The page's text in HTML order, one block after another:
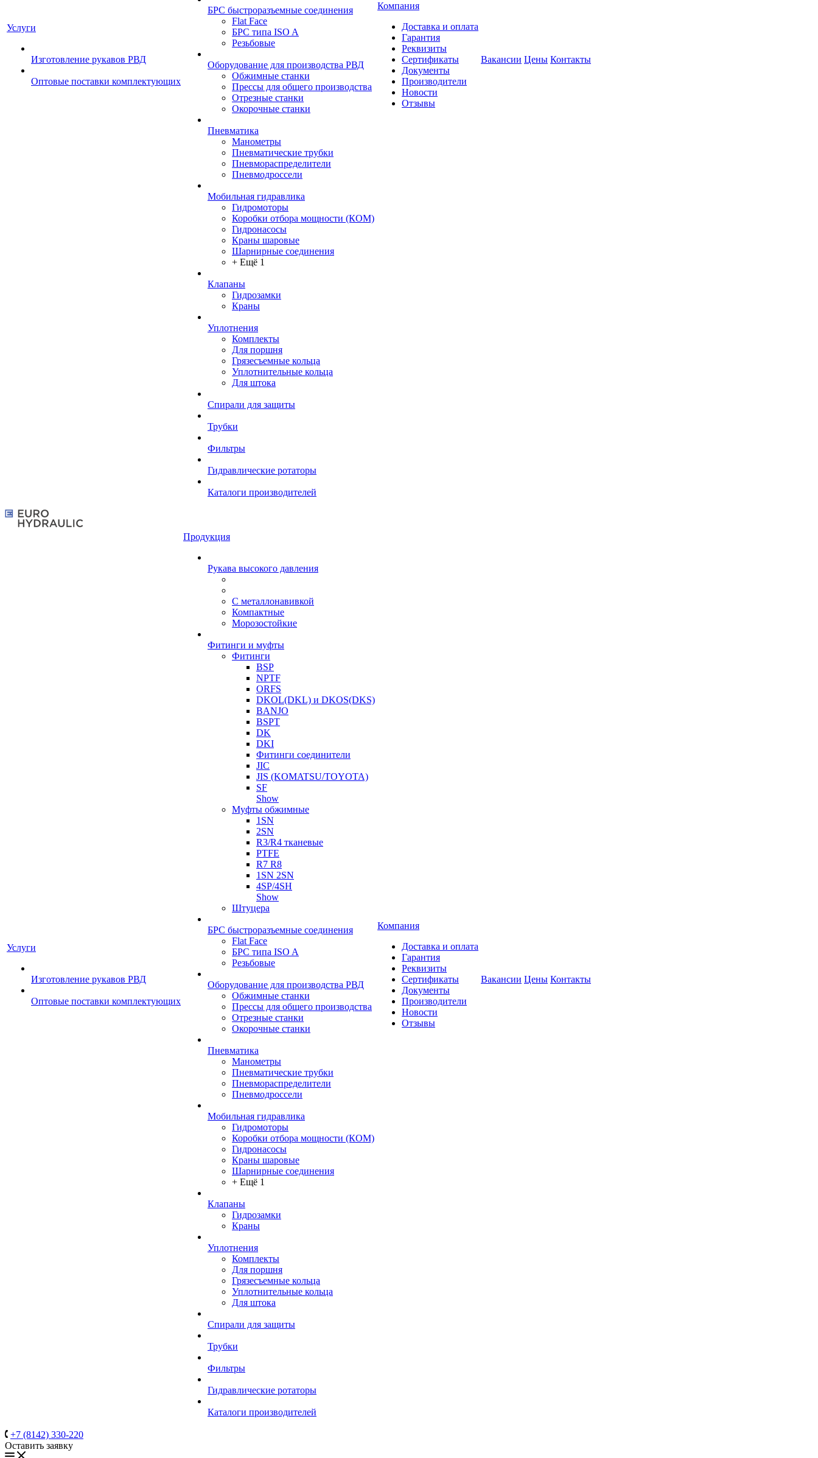
Услуги
Изготовление рукавов РВД
Оптовые поставки комплектующих
БРС быстроразъемные соединения
Flat Face
БРС типа ISO A
Резьбовые
Оборудование для производства РВД
Обжимные станки
Прессы для общего производства
Отрезные станки
Окорочные станки
Пневматика
Манометры
Пневматические трубки
Пневмораспределители
Пневмодроссели
Мобильная гидравлика
Гидромоторы
Коробки отбора мощности (КОМ)
Гидронасосы
Краны шаровые
Шарнирные соединения
+ Ещё 1
Клапаны
Гидрозамки
Краны
Уплотнения
Комплекты
Для поршня
Грязесъемные кольца
Уплотнительные кольца
Для штока
Спирали для защиты
Трубки
Фильтры
Гидравлические ротаторы
Каталоги производителей
Компания
Доставка и оплата
Гарантия
Реквизиты
Сертификаты
Документы
Производители
Новости
Отзывы
Вакансии Цены Контакты
Услуги
Изготовление рукавов РВД
Оптовые поставки комплектующих
Продукция
Рукава высокого давления
С металлонавивкой
Компактные
Морозостойкие
Фитинги и муфты
Фитинги
BSP
NPTF
ORFS
DKOL(DKL) и DKOS(DKS)
BANJO
BSPT
DK
DKI
Фитинги соединители
JIC
JIS (KOMATSU/TOYOTA)
SF
Show
Муфты обжимные
1SN
2SN
R3/R4 тканевые
PTFE
R7 R8
1SN 2SN
4SP/4SH
Show
Штуцера
БРС быстроразъемные соединения
Flat Face
БРС типа ISO A
Резьбовые
Оборудование для производства РВД
Обжимные станки
Прессы для общего производства
Отрезные станки
Окорочные станки
Пневматика
Манометры
Пневматические трубки
Пневмораспределители
Пневмодроссели
Мобильная гидравлика
Гидромоторы
Коробки отбора мощности (КОМ)
Гидронасосы
Краны шаровые
Шарнирные соединения
+ Ещё 1
Клапаны
Гидрозамки
Краны
Уплотнения
Комплекты
Для поршня
Грязесъемные кольца
Уплотнительные кольца
Для штока
Спирали для защиты
Трубки
Фильтры
Гидравлические ротаторы
Каталоги производителей
Компания
Доставка и оплата
Гарантия
Реквизиты
Сертификаты
Документы
Производители
Новости
Отзывы
Вакансии Цены Контакты
+7 (8142) 330-220
Оставить заявку